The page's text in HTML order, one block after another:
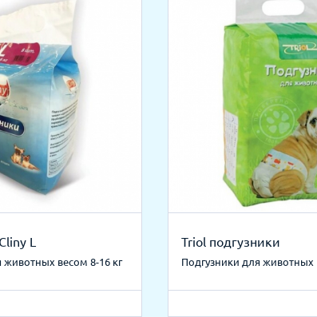
L
животных весом 8-16 кг
Triol подгузники
Подгузники для животных